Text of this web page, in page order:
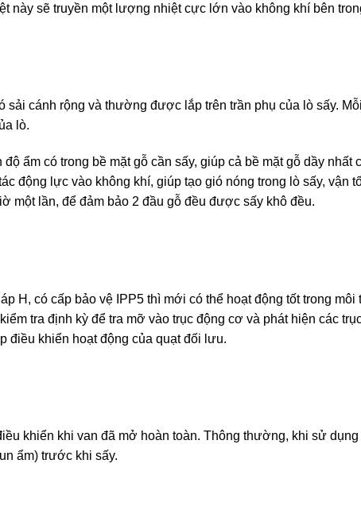
này sẽ truyền một lượng nhiệt cực lớn vào không khí bên
cánh rộng và thường được lắp trên trần phụ của lò sấy.
lò.
ẩm có trong bề mặt gỗ cần sấy, giúp cả bề mặt gỗ dầy nhất
động lực vào không khí, giúp tạo gió nóng trong lò sấy, vận
một lần, để đảm bảo 2 đầu gỗ đều được sấy khô đều.
H, có cấp bảo vệ IPP5 thì mới có thể hoạt động tốt trong môi
tra định kỳ để tra mỡ vào trục động cơ và phát hiện các
điều khiển hoạt động của quạt đối lưu.
khiển khi van đã mở hoàn toàn. Thông thường, khi sử dụng
ẩm) trước khi sấy.